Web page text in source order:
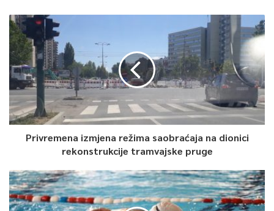
Privremena izmjena režima saobraćaja na dionici
rekonstrukcije tramvajske pruge